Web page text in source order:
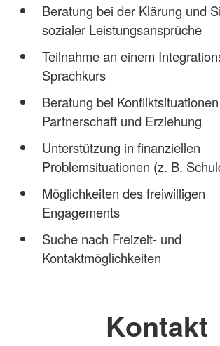
Beratung bei der Klärung und
sozialer Leistungsansprüche
Teilnahme an einem
Sprachkurs
Beratung bei
Partnerschaft und Erziehung
Unterstützung in finanziellen
Problemsituationen (z. B.
Möglichkeiten des freiwilligen
Engagements
Suche nach Freizeit- und
Kontaktmöglichkeiten
Kontakt